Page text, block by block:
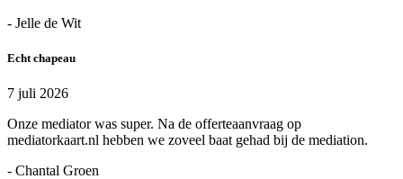
- Jelle de Wit
Echt chapeau
7 juli 2026
Onze mediator was super. Na de offerteaanvraag op
mediatorkaart.nl hebben we zoveel baat gehad bij de mediation.
- Chantal Groen